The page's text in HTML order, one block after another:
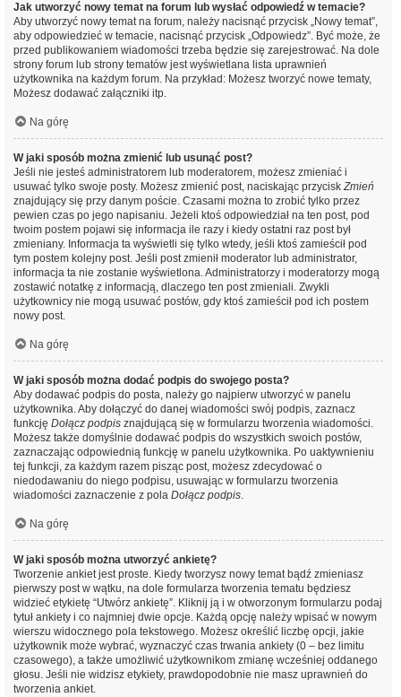
Jak utworzyć nowy temat na forum lub wysłać odpowiedź w temacie?
Aby utworzyć nowy temat na forum, należy nacisnąć przycisk „Nowy temat”,
aby odpowiedzieć w temacie, nacisnąć przycisk „Odpowiedz”. Być może, że
przed publikowaniem wiadomości trzeba będzie się zarejestrować. Na dole
strony forum lub strony tematów jest wyświetlana lista uprawnień
użytkownika na każdym forum. Na przykład: Możesz tworzyć nowe tematy,
Możesz dodawać załączniki itp.
Na górę
W jaki sposób można zmienić lub usunąć post?
Jeśli nie jesteś administratorem lub moderatorem, możesz zmieniać i
usuwać tylko swoje posty. Możesz zmienić post, naciskając przyciskZmień
znajdujący się przy danym poście. Czasami można to zrobić tylko przez
pewien czas po jego napisaniu. Jeżeli ktoś odpowiedział na ten post, pod
twoim postem pojawi się informacja ile razy i kiedy ostatni raz post był
zmieniany. Informacja ta wyświetli się tylko wtedy, jeśli ktoś zamieścił pod
tym postem kolejny post. Jeśli post zmienił moderator lub administrator,
informacja ta nie zostanie wyświetlona. Administratorzy i moderatorzy mogą
zostawić notatkę z informacją, dlaczego ten post zmieniali. Zwykli
użytkownicy nie mogą usuwać postów, gdy ktoś zamieścił pod ich postem
nowy post.
Na górę
W jaki sposób można dodać podpis do swojego posta?
Aby dodawać podpis do posta, należy go najpierw utworzyć w panelu
użytkownika. Aby dołączyć do danej wiadomości swój podpis, zaznacz
funkcję Dołącz podpis znajdującą się w formularzu tworzenia wiadomości.
Możesz także domyślnie dodawać podpis do wszystkich swoich postów,
zaznaczając odpowiednią funkcję w panelu użytkownika. Po uaktywnieniu
tej funkcji, za każdym razem pisząc post, możesz zdecydować o
niedodawaniu do niego podpisu, usuwając w formularzu tworzenia
wiadomości zaznaczenie z pola Dołącz podpis.
Na górę
W jaki sposób można utworzyć ankietę?
Tworzenie ankiet jest proste. Kiedy tworzysz nowy temat bądź zmieniasz
pierwszy post w wątku, na dole formularza tworzenia tematu będziesz
widzieć etykietę “Utwórz ankietę”. Kliknij ją i w otworzonym formularzu podaj
tytuł ankiety i co najmniej dwie opcje. Każdą opcję należy wpisać w nowym
wierszu widocznego pola tekstowego. Możesz określić liczbę opcji, jakie
użytkownik może wybrać, wyznaczyć czas trwania ankiety (0 – bez limitu
czasowego), a także umożliwić użytkownikom zmianę wcześniej oddanego
głosu. Jeśli nie widzisz etykiety, prawdopodobnie nie masz uprawnień do
tworzenia ankiet.